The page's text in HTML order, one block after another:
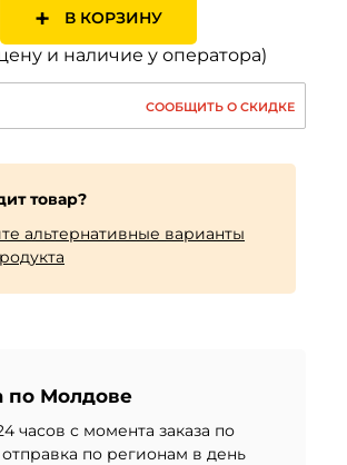
+ В КОРЗИНУ
и наличие у оператора)
СООБЩИТЬ О СКИДКЕ
товар?
альтернативные варианты
по Молдове
часов с момента заказа по
по регионам в день